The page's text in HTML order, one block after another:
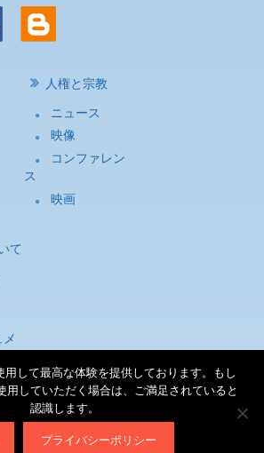
人権と宗教
ニュース
映像
コンファレン
ス
映画
て
バシー方針|サイトマップ| Copyright
について考える会（ASRHR）
して最高な体験を提供しております。もし
用していただく場合は、ご満足されていると
認識します。
プライバシーポリシー